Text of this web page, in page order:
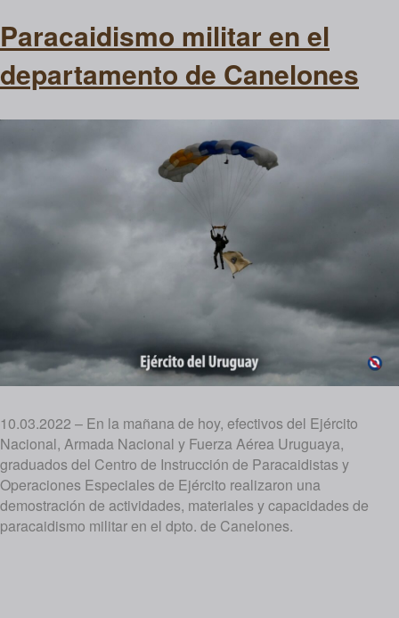
Paracaidismo militar en el
departamento de Canelones
10.03.2022 – En la mañana de hoy, efectivos del Ejército
Nacional, Armada Nacional y Fuerza Aérea Uruguaya,
graduados del Centro de Instrucción de Paracaidistas y
Operaciones Especiales de Ejército realizaron una
demostración de actividades, materiales y capacidades de
paracaidismo militar en el dpto. de Canelones.